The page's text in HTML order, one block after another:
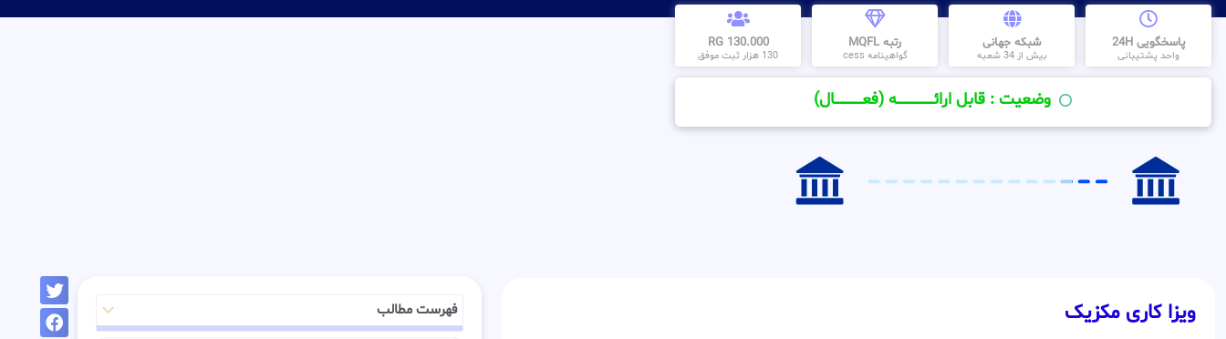
پاسخگویی 24H
واحد پشتیبانی
شبکه جهانی
بیش از 34 شعبه
رتبه MQFL
گواهینامه cess
130.000 RG
130 هزار ثبت موفق
وضعیت : قابل ارائــــــــــــــــــــه (فعـــــــــــــــال)
ویزا کاری مکزیک فهرست مطالب